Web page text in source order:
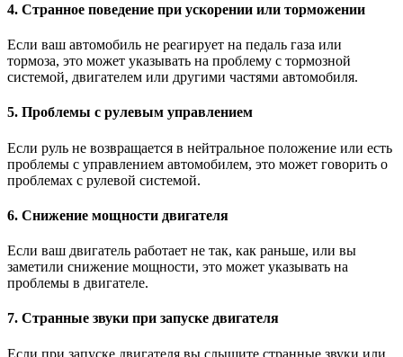
4. Странное поведение при ускорении или торможении
Если ваш автомобиль не реагирует на педаль газа или
тормоза, это может указывать на проблему с тормозной
системой, двигателем или другими частями автомобиля.
5. Проблемы с рулевым управлением
Если руль не возвращается в нейтральное положение или есть
проблемы с управлением автомобилем, это может говорить о
проблемах с рулевой системой.
6. Снижение мощности двигателя
Если ваш двигатель работает не так, как раньше, или вы
заметили снижение мощности, это может указывать на
проблемы в двигателе.
7. Странные звуки при запуске двигателя
Если при запуске двигателя вы слышите странные звуки или